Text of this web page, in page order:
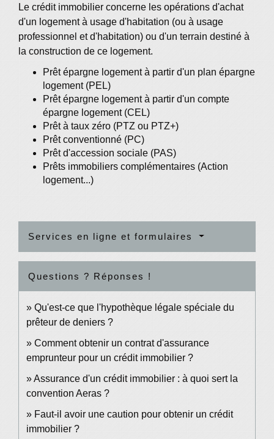
Le crédit immobilier concerne les opérations d'achat
d'un logement à usage d'habitation (ou à usage
professionnel et d'habitation) ou d'un terrain destiné à
la construction de ce logement.
Prêt épargne logement à partir d'un plan épargne
logement (PEL)
Prêt épargne logement à partir d'un compte
épargne logement (CEL)
Prêt à taux zéro (PTZ ou PTZ+)
Prêt conventionné (PC)
Prêt d'accession sociale (PAS)
Prêts immobiliers complémentaires (Action
logement...)
Services en ligne et formulaires
Questions ? Réponses !
Qu'est-ce que l'hypothèque légale spéciale du
prêteur de deniers ?
Comment obtenir un contrat d'assurance
emprunteur pour un crédit immobilier ?
Assurance d'un crédit immobilier : à quoi sert la
convention Aeras ?
Faut-il avoir une caution pour obtenir un crédit
immobilier ?